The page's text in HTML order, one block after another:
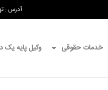
آدرس :
خدمات حقوقی وکیل پایه یک